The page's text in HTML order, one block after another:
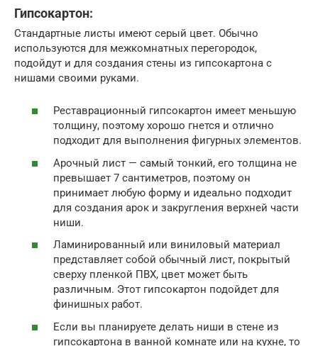
Гипсокартон:
Стандартные листы имеют серый цвет. Обычно
используются для межкомнатных перегородок,
подойдут и для создания стены из гипсокартона с
нишами своими руками.
Реставрационный гипсокартон имеет меньшую
толщину, поэтому хорошо гнется и отлично
подходит для выполнения фигурных элементов.
Арочный лист — самый тонкий, его толщина не
превышает 7 сантиметров, поэтому он
принимает любую форму и идеально подходит
для создания арок и закругления верхней части
ниши.
Ламинированный или виниловый материал
представляет собой обычный лист, покрытый
сверху пленкой ПВХ, цвет может быть
различным. Этот гипсокартон подойдет для
финишных работ.
Если вы планируете делать ниши в стене из
гипсокартона в ванной комнате или на кухне, то